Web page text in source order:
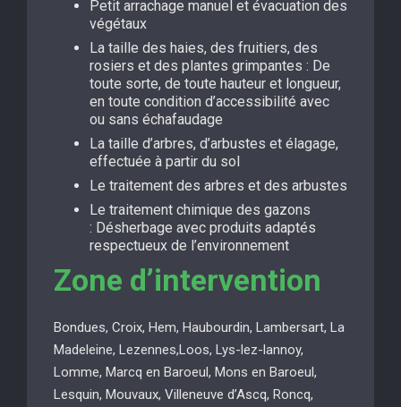
Petit arrachage manuel et évacuation des
végétaux
La taille des haies, des fruitiers, des
rosiers et des plantes grimpantes : De
toute sorte, de toute hauteur et longueur,
en toute condition d’accessibilité avec
ou sans échafaudage
La taille d’arbres, d’arbustes et élagage,
effectuée à partir du sol
Le traitement des arbres et des arbustes
Le traitement chimique des gazons
: Désherbage avec produits adaptés
respectueux de l’environnement
Zone d’intervention
Bondues, Croix, Hem, Haubourdin, Lambersart, La
Madeleine, Lezennes,Loos, Lys-lez-lannoy,
Lomme, Marcq en Baroeul, Mons en Baroeul,
Lesquin, Mouvaux, Villeneuve d’Ascq, Roncq,